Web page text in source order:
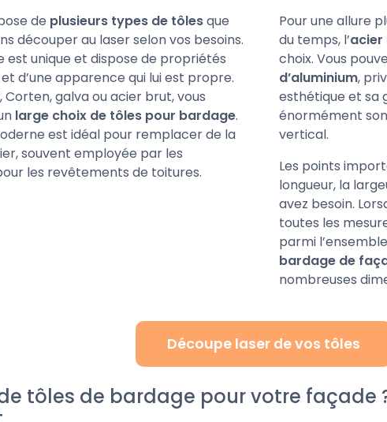
de plusieurs types de tôlesque
découper au laser selon vos besoins.
est unique et dispose de propriétés
d’une apparence qui lui est propre.
Corten, galva ou acier brut, vous
large choix de tôles pour bardage.
est idéal pour remplacer de la
souvent employée par les
les revêtements de toitures.
Pour une allure
du temps, l’acier
choix. Vous
d’aluminium,
esthétique et sa
énormément
vertical.
Les points
longueur, la
avez besoin.
toutes les
parmi
bardage de
nombreuses
Découpe laser de vos tôles
tôles de bardage pour votre façade